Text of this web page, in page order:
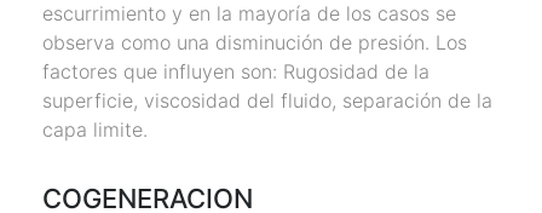
escurrimiento y en la mayoría de los casos se
observa como una disminución de presión. Los
factores que influyen son: Rugosidad de la
superficie, viscosidad del fluido, separación de la
capa limite.
COGENERACION